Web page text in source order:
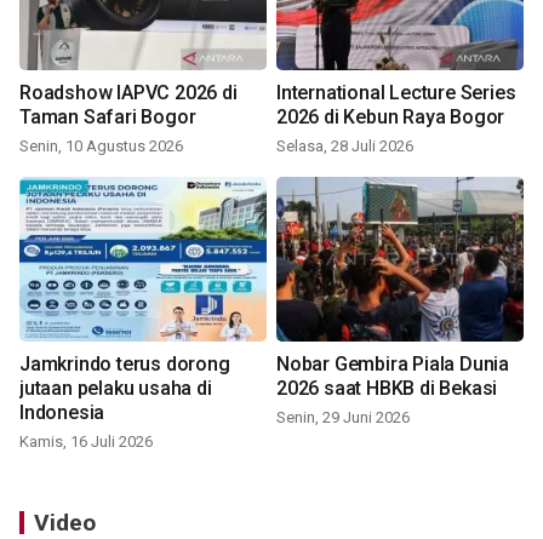
Roadshow IAPVC 2026 di
Taman Safari Bogor
Senin, 10 Agustus 2026
International Lecture Series
2026 di Kebun Raya Bogor
Selasa, 28 Juli 2026
Jamkrindo terus dorong
jutaan pelaku usaha di
Indonesia
Kamis, 16 Juli 2026
Nobar Gembira Piala Dunia
2026 saat HBKB di Bekasi
Senin, 29 Juni 2026
Video